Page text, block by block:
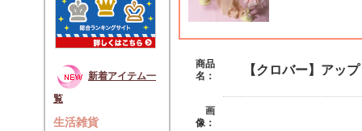
新着アイテム一
覧
生活雑貨
商品
名：
【クロバー】アッ
画
像：